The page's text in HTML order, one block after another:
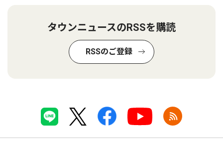
タウンニュースのRSSを購読
RSSのご登録